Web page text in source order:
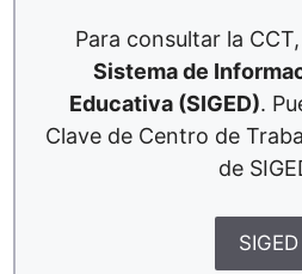
Para consultar la
Sistema de
Educativa (SIGED).
Clave de Centro de
de
SIGED